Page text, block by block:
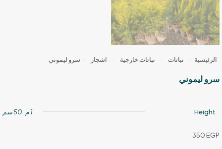
الرئيسية - نباتات - نباتات خارجية - اشجار - سرو ليموني
سرو ليموني
Height 1 م 50 سم
350 EGP